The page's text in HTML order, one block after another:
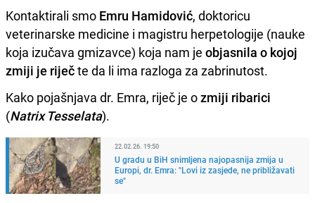
Kontaktirali smo Emru Hamidović, doktoricu
veterinarske medicine i magistru herpetologije (nauke
koja izučava gmizavce) koja nam je objasnila o kojoj
zmiji je riječte da li ima razloga za zabrinutost.
Kako pojašnjava dr. Emra, riječ je ozmiji ribarici
(Natrix Tesselata).
22.02.26. 19:50
U gradu u BiH snimljena najopasnija zmija u
Europi, dr. Emra: "Lovi iz zasjede, ne približavati
se"